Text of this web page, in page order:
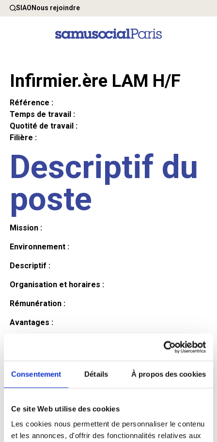
Consentement Détails À propos des cookies
Ce site Web utilise des cookies
Les cookies nous permettent de personnaliser le contenu
et les annonces, d'offrir des fonctionnalités relatives aux
SIAONous rejoindre
Infirmier.ère LAM H/F
Référence :
Temps de travail :
Quotité de travail :
Filière :
Descriptif du
poste
Mission :
Environnement :
Descriptif :
Organisation et horaires :
Rémunération :
Avantages :
candidat
Qualifications et diplômes :
Profil recherché :